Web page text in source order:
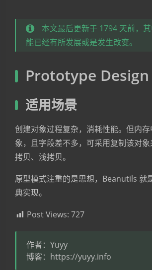
本文最后更新于 1794 天前，
能已经有所发展或是发生改变。
Prototype
适用场景
创建对象过程复杂，消耗性能。但内
象，且字段差不多，可采用复制该对
拷贝、浅拷贝。
原型模式注重的是思想，Beanutils 就
典实现。
Post Views: 727
作者：Yuyy
博客：https://yuyy.info